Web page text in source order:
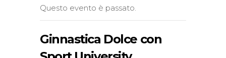
Questo evento è passato.
Ginnastica Dolce con